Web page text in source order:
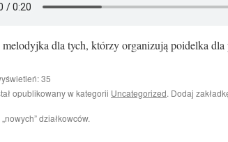
dla tych, którzy organizują poidelka
35
opublikowany w kategorii Uncategorized. Dodaj
działkowców.